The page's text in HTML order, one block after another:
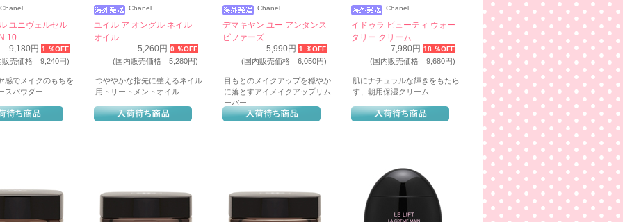
Chanel
ユニヴェルセル
10
9,180円 1 ％OFF
販売価格 9,240円)
感でメイクのもちを
スパウダー
Chanel
ユイル ア オングル ネイル
オイル
5,260円 0 ％OFF
(国内販売価格 5,280円)
つややかな指先に整えるネイル
用トリートメントオイル
Chanel
デマキヤン ユー アンタンス
ビファーズ
5,990円 1 ％OFF
(国内販売価格 6,050円)
目もとのメイクアップを穏やか
に落とすアイメイクアップリム
ーバー
Chanel
イドゥラ ビューティ ウォー
タリー クリーム
7,980円 18 ％OFF
(国内販売価格 9,680円)
肌にナチュラルな輝きをもたら
す、朝用保湿クリーム